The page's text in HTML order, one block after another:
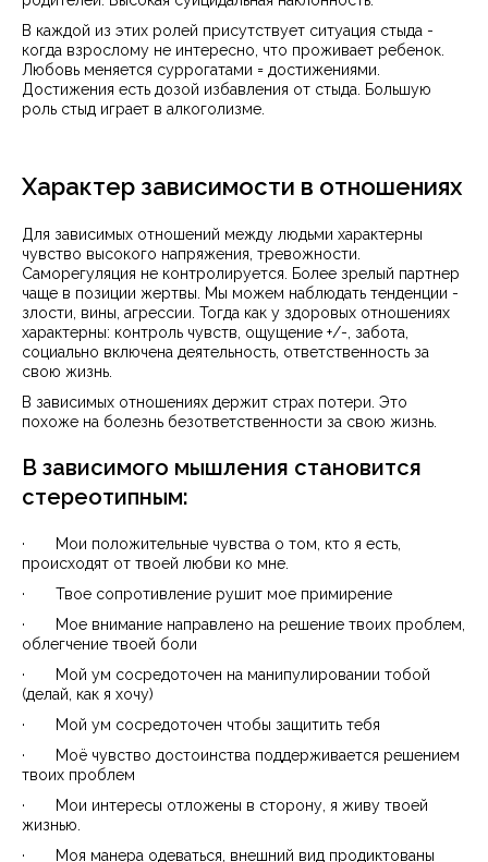
В каждой из этих ролей присутствует ситуация стыда -
когда взрослому не интересно, что проживает ребенок.
Любовь меняется суррогатами = достижениями.
Достижения есть дозой избавления от стыда. Большую
роль стыд играет в алкоголизме.
Характер зависимости в отношениях
Для зависимых отношений между людьми характерны
чувство высокого напряжения, тревожности.
Саморегуляция не контролируется. Более зрелый партнер
чаще в позиции жертвы. Мы можем наблюдать тенденции -
злости, вины, агрессии. Тогда как у здоровых отношениях
характерны: контроль чувств, ощущение +/-, забота,
социально включена деятельность, ответственность за
свою жизнь.
В зависимых отношениях держит страх потери. Это
похоже на болезнь безответственности за свою жизнь.
В зависимого мышления становится
стереотипным:
· Мои положительные чувства о том, кто я есть,
происходят от твоей любви ко мне.
· Твое сопротивление рушит мое примирение
· Мое внимание направлено на решение твоих проблем,
облегчение твоей боли
· Мой ум сосредоточен на манипулировании тобой
(делай, как я хочу)
· Мой ум сосредоточен чтобы защитить тебя
· Моё чувство достоинства поддерживается решением
твоих проблем
· Мои интересы отложены в сторону, я живу твоей
жизнью.
· Моя манера одеваться, внешний вид продиктованы